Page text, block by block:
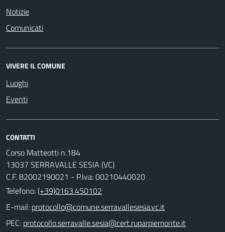
Notizie
Comunicati
VIVERE IL COMUNE
Luoghi
Eventi
CONTATTI
Corso Matteotti n.184
13037 SERRAVALLE SESIA (VC)
C.F. 82002190021 - P.Iva: 00210440020
Telefono:(+39)0163.450102
E-mail:
PEC: